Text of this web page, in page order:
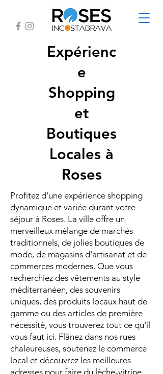
Expérienc
e
Shopping
et
Boutiques
Locales à
Roses
Profitez d'une expérience shopping
dynamique et variée durant votre
séjour à Roses. La ville offre un
merveilleux mélange de marchés
traditionnels, de jolies boutiques de
mode, de magasins d'artisanat et de
commerces modernes. Que vous
recherchiez des vêtements au style
méditerranéen, des souvenirs
uniques, des produits locaux haut de
gamme ou des articles de première
nécessité, vous trouverez tout ce qu'il
vous faut ici. Flânez dans nos rues
chaleureuses, soutenez le commerce
local et découvrez les meilleures
adresses pour faire du lèche-vitrine